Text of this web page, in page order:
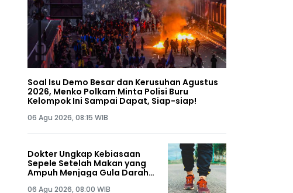
Soal Isu Demo Besar dan Kerusuhan Agustus
2026, Menko Polkam Minta Polisi Buru
Kelompok Ini Sampai Dapat, Siap-siap!
06 Agu 2026, 08:15 WIB
Dokter Ungkap Kebiasaan
Sepele Setelah Makan yang
Ampuh Menjaga Gula Darah
06 Agu 2026, 08:00 WIB